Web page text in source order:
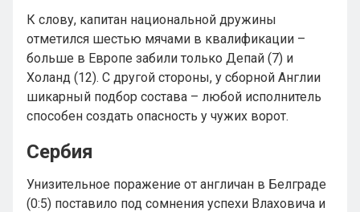
К слову, капитан национальной дружины
отметился шестью мячами в квалификации –
больше в Европе забили только Депай (7) и
Холанд (12). С другой стороны, у сборной Англии
шикарный подбор состава – любой исполнитель
способен создать опасность у чужих ворот.
Сербия
Унизительное поражение от англичан в Белграде
(0:5) поставило под сомнения успехи Влаховича и